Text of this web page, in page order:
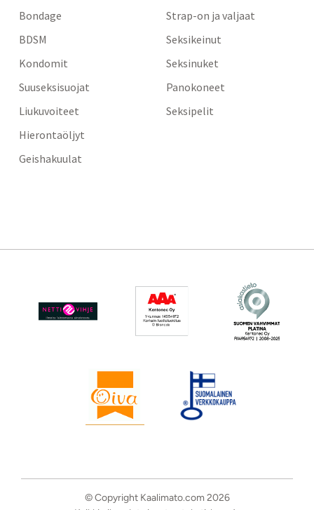
Bondage
BDSM
Kondomit
Suuseksisuojat
Liukuvoiteet
Hierontaöljyt
Geishakuulat
Strap-on ja valjaat
Seksikeinut
Seksinuket
Panokoneet
Seksipelit
© Copyright Kaalimato.com 2026